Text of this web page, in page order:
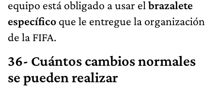
equipo está obligado a usar elbrazalete
específico que le entregue la organización
de la FIFA.
36- Cuántos cambios normales
se pueden realizar